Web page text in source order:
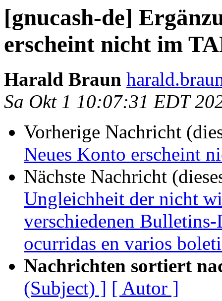
[gnucash-de]
erscheint nicht im
Harald Braun
Sa Okt 1 10:07:31 EDT
Vorherige Nachricht
Neues Konto erscheint
Nächste Nachricht
Ungleichheit der nicht
verschiedenen
ocurridas en varios
Nachrichten sortiert
(Subject) ] [ Autor ]